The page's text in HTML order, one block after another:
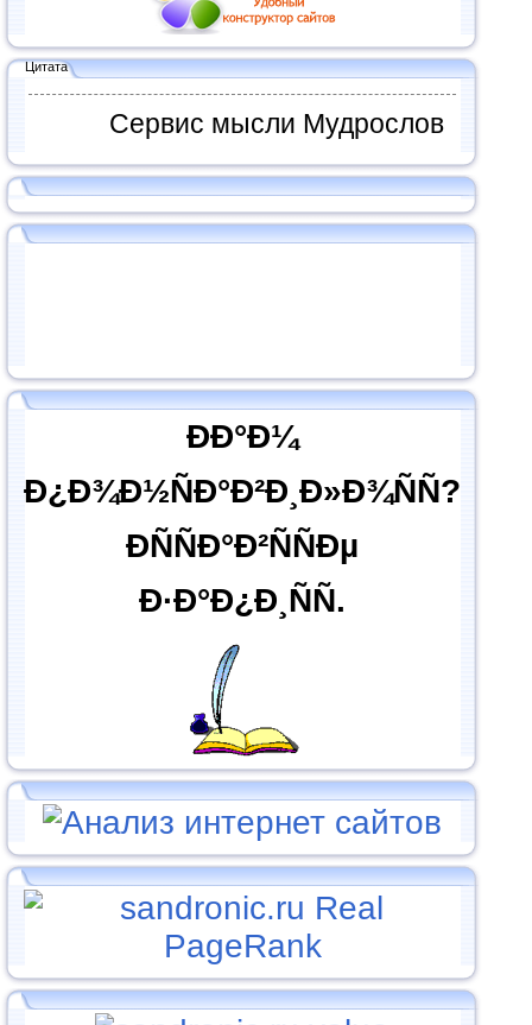
Цитата
Сервис мысли Мудрослов
ÐÐ°Ð¼
Ð¿Ð¾Ð½ÑÐ°Ð²Ð¸Ð»Ð¾ÑÑ?
ÐÑÑÐ°Ð²ÑÑÐµ
Ð·Ð°Ð¿Ð¸ÑÑ.